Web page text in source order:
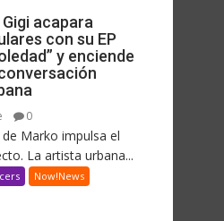
Gigi acapara
con su EP
y enciende
0
Marko impulsa el
La artista urbana...
Now!News